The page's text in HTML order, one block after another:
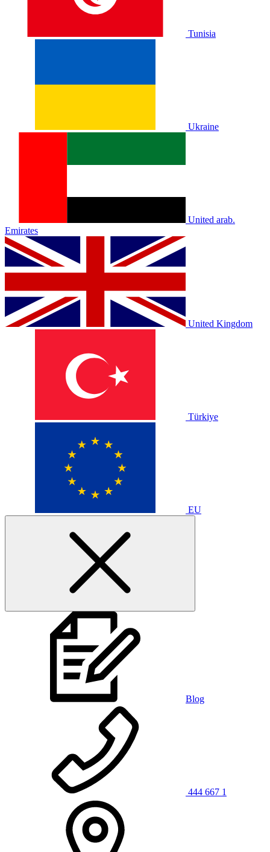
Tunisia
Ukraine
United arab.
Emirates
United Kingdom
Türkiye
EU
Blog
444 667 1